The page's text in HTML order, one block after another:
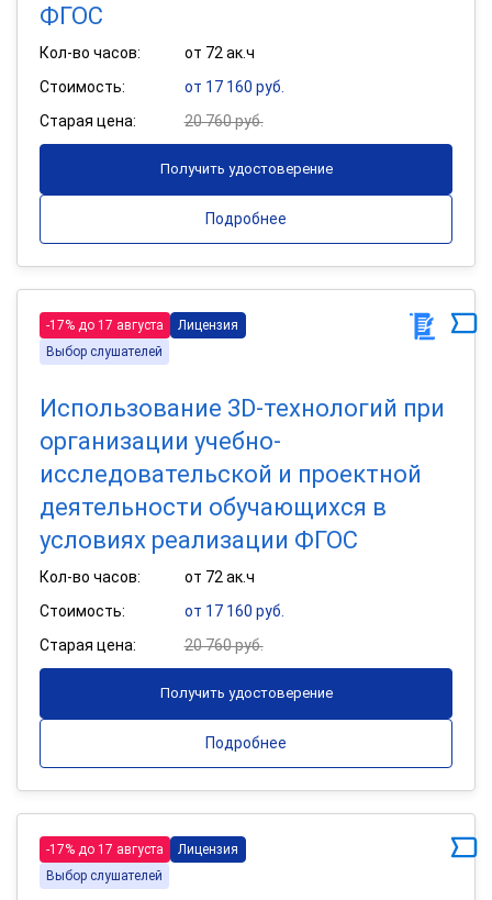
ФГОС
Кол-во часов:
от 72 ак.ч
Стоимость:
от 17 160 руб.
Старая цена:
20 760 руб.
Получить удостоверение
Подробнее
-17% до 17 августа
Лицензия
Выбор слушателей
Использование 3D-технологий при
организации учебно-
исследовательской и проектной
деятельности обучающихся в
условиях реализации ФГОС
Кол-во часов:
от 72 ак.ч
Стоимость:
от 17 160 руб.
Старая цена:
20 760 руб.
Получить удостоверение
Подробнее
-17% до 17 августа
Лицензия
Выбор слушателей